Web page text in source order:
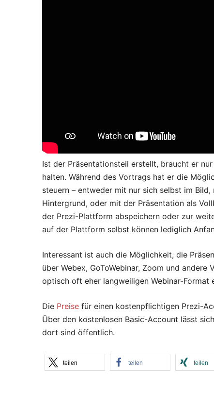
Ist der Präsentationsteil erstellt, braucht er
halten. Während des Vortrags hat er die
steuern – entweder mit nur sich selbst im
Hintergrund, oder mit der Präsentation als
der Prezi-Plattform abspeichern oder zur
auf der Plattform selbst können lediglich
Interessant ist auch die Möglichkeit, die
über Webex, GoToWebinar, Zoom und
optisch oft eher langweiligen Webinar-Format
Die Preise für einen kostenpflichtigen Prezi-
Über den kostenlosen Basic-Account lässt
dort sind öffentlich.
teilen teilen teilen